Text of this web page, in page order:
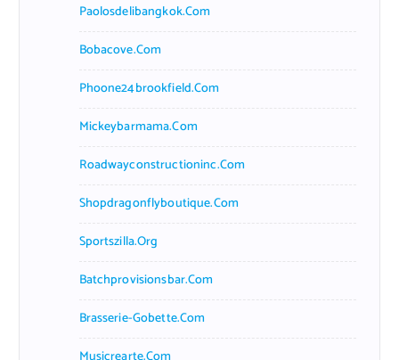
Paolosdelibangkok.com
Bobacove.com
Phoone24brookfield.com
Mickeybarmama.com
Roadwayconstructioninc.com
Shopdragonflyboutique.com
Sportszilla.org
Batchprovisionsbar.com
Brasserie-Gobette.com